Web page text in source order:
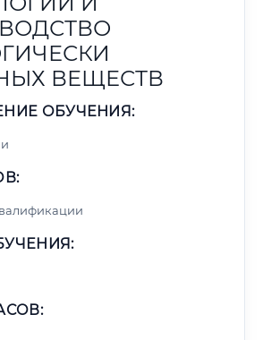
ВЕЩЕСТВ
ОБУЧЕНИЯ: